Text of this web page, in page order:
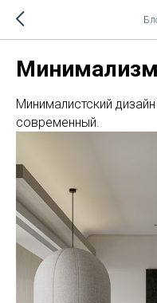
Минимализм
Минималистский
современный.